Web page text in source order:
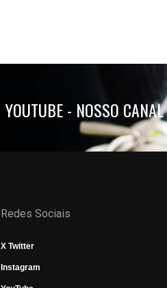
YOUTUBE - NOSSO
Redes Sociais
X Twitter
Instagram